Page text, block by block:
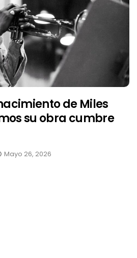
de Miles
su obra cumbre
Mayo 26, 2026